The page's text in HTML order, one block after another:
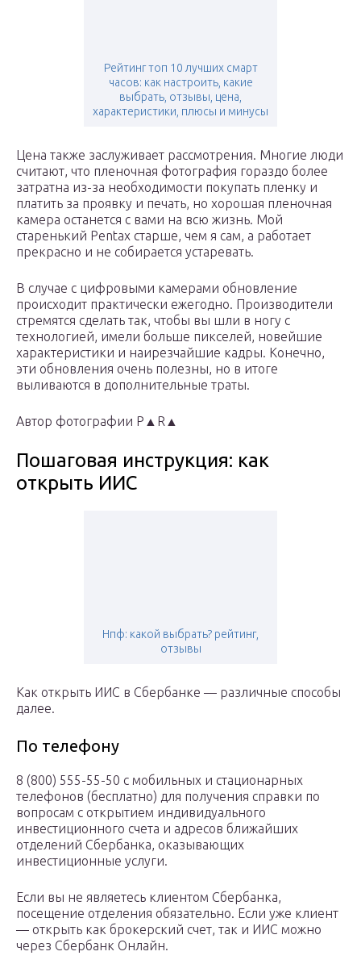
Рейтинг топ 10 лучших смарт
часов: как настроить, какие
выбрать, отзывы, цена,
характеристики, плюсы и минусы
Цена также заслуживает рассмотрения. Многие люди
считают, что пленочная фотография гораздо более
затратна из-за необходимости покупать пленку и
платить за проявку и печать, но хорошая пленочная
камера останется с вами на всю жизнь. Мой
старенький Pentax старше, чем я сам, а работает
прекрасно и не собирается устаревать.
В случае с цифровыми камерами обновление
происходит практически ежегодно. Производители
стремятся сделать так, чтобы вы шли в ногу с
технологией, имели больше пикселей, новейшие
характеристики и наирезчайшие кадры. Конечно,
эти обновления очень полезны, но в итоге
выливаются в дополнительные траты.
Автор фотографии P▲R▲
Пошаговая инструкция: как
открыть ИИС
Нпф: какой выбрать? рейтинг,
отзывы
Как открыть ИИС в Сбербанке — различные способы
далее.
По телефону
8 (800) 555-55-50 с мобильных и стационарных
телефонов (бесплатно) для получения справки по
вопросам с открытием индивидуального
инвестиционного счета и адресов ближайших
отделений Сбербанка, оказывающих
инвестиционные услуги.
Если вы не являетесь клиентом Сбербанка,
посещение отделения обязательно. Если уже клиент
— открыть как брокерский счет, так и ИИС можно
через Сбербанк Онлайн.